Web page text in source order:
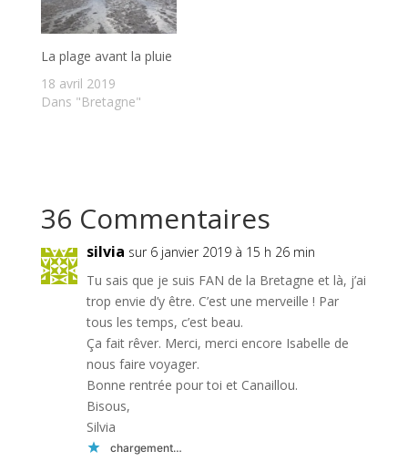
La plage avant la pluie
18 avril 2019
Dans "Bretagne"
36 Commentaires
silvia sur 6 janvier 2019 à 15 h 26 min
Tu sais que je suis FAN de la Bretagne et là, j’ai
trop envie d’y être. C’est une merveille ! Par
tous les temps, c’est beau.
Ça fait rêver. Merci, merci encore Isabelle de
nous faire voyager.
Bonne rentrée pour toi et Canaillou.
Bisous,
Silvia
chargement…